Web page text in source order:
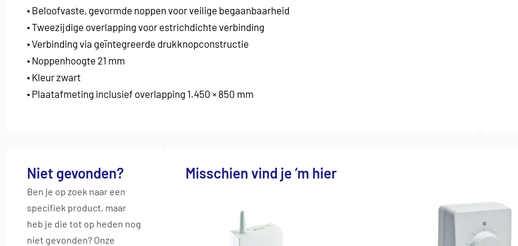
• Beloofvaste, gevormde noppen voor veilige begaanbaarheid
• Tweezijdige overlapping voor estrichdichte verbinding
• Verbinding via geïntegreerde drukknopconstructie
• Noppenhoogte 21 mm
• Kleur zwart
• Plaatafmeting inclusief overlapping 1.450 × 850 mm
Niet gevonden?
Ben je op zoek naar een
specifiek product, maar
heb je die tot op heden nog
niet gevonden? Onze
Misschien vind je ‘m hier